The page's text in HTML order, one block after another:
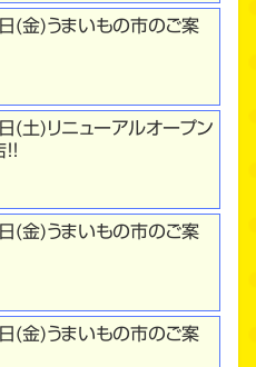
(金)うまいもの市のご案
日(土)リニューアルオープン
！
日(金)うまいもの市のご案
日(金)うまいもの市のご案